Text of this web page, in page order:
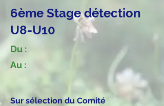
6ème Stage détection
U8-U10
Du :
Au :
Sur sélection du Comité